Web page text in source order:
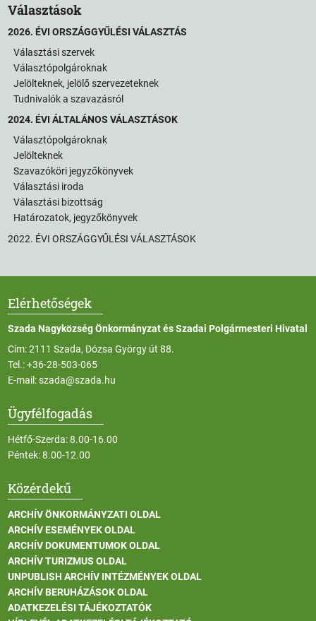
Választások
2026. ÉVI ORSZÁGGYŰLÉSI VÁLASZTÁS
Választási szervek
Választópolgároknak
Jelölteknek, jelölő szervezeteknek
Tudnivalók a szavazásról
2024. ÉVI ÁLTALÁNOS VÁLASZTÁSOK
Választópolgároknak
Jelölteknek
Szavazóköri jegyzőkönyvek
Választási iroda
Választási bizottság
Határozatok, jegyzőkönyvek
2022. ÉVI ORSZÁGGYŰLÉSI VÁLASZTÁSOK
Elérhetőségek
Szada Nagyközség Önkormányzat és Szadai Polgármesteri Hivatal
Cím: 2111 Szada, Dózsa György út 88.
Tel.:+36-28-503-065
E-mail:szada@szada.hu
Ügyfélfogadás
Hétfő-Szerda: 8.00-16.00
Péntek: 8.00-12.00
Közérdekű
ARCHÍV ÖNKORMÁNYZATI OLDAL
ARCHÍV ESEMÉNYEK OLDAL
ARCHÍV DOKUMENTUMOK OLDAL
ARCHÍV TURIZMUS OLDAL
UNPUBLISH ARCHÍV INTÉZMÉNYEK OLDAL
ARCHÍV BERUHÁZÁSOK OLDAL
ADATKEZELÉSI TÁJÉKOZTATÓK